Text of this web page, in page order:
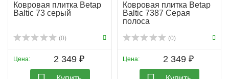
Ковровая плитка Betap
Baltic 73 серый
(0)
Цена: 2 349 ₽
Ковровая плитка Betap
Baltic 7387 Серая
полоса
(0)
Цена: 2 349 ₽